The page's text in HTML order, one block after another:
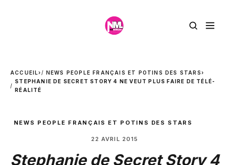
ACCUEIL› NEWS PEOPLE FRANÇAIS ET POTINS DES STARS›
STEPHANIE DE SECRET STORY 4 NE VEUT PLUS FAIRE DE TÉLÉ-
RÉALITÉ
NEWS PEOPLE FRANÇAIS ET POTINS DES STARS
22 AVRIL 2015
Stephanie de Secret Story 4